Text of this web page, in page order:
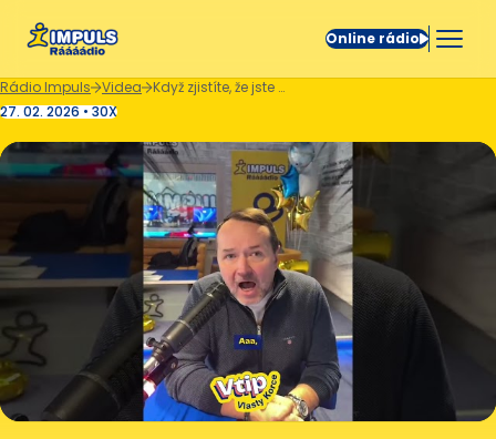
Online rádio
Rádio Impuls Videa
Když zjistíte, že jste to měli nejdřív probrat. 😅
27. 02. 2026 • 30X